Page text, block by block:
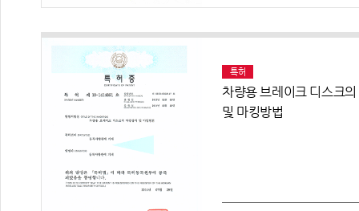
특허
차량용 브레이크 디스크
및 마킹방법